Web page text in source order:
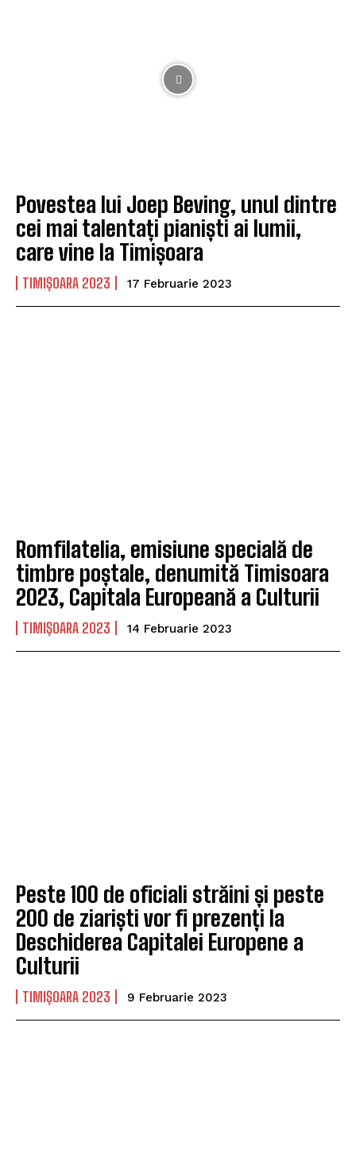
Povestea lui Joep Beving, unul dintre
cei mai talentați pianiști ai lumii,
care vine la Timișoara
TIMIȘOARA 2023 17 Februarie 2023
Romfilatelia, emisiune specială de
timbre poștale, denumită Timisoara
2023, Capitala Europeană a Culturii
TIMIȘOARA 2023 14 Februarie 2023
Peste 100 de oficiali străini și peste
200 de ziariști vor fi prezenți la
Deschiderea Capitalei Europene a
Culturii
TIMIȘOARA 2023 9 Februarie 2023